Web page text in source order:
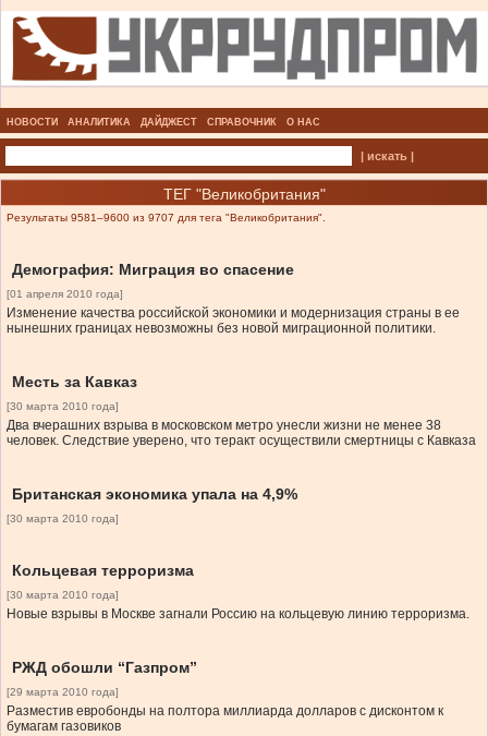
НОВОСТИ АНАЛИТИКА ДАЙДЖЕСТ СПРАВОЧНИК О НАС
| искать |
ТЕГ "Великобритания"
Результаты 9581–9600 из 9707 для тега "Великобритания".
Демография: Миграция во спасение
[01 апреля 2010 года]
Изменение качества российской экономики и модернизация страны в ее
нынешних границах невозможны без новой миграционной политики.
Месть за Кавказ
[30 марта 2010 года]
Два вчерашних взрыва в московском метро унесли жизни не менее 38
человек. Следствие уверено, что теракт осуществили смертницы с Кавказа
Британская экономика упала на 4,9%
[30 марта 2010 года]
Кольцевая терроризма
[30 марта 2010 года]
Новые взрывы в Москве загнали Россию на кольцевую линию терроризма.
РЖД обошли “Газпром”
[29 марта 2010 года]
Разместив евробонды на полтора миллиарда долларов с дисконтом к
бумагам газовиков